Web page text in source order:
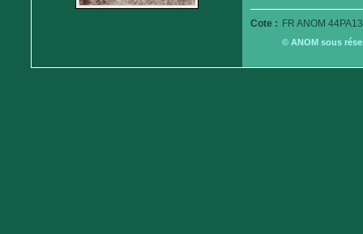
Cote : FR ANOM
© ANOM sous